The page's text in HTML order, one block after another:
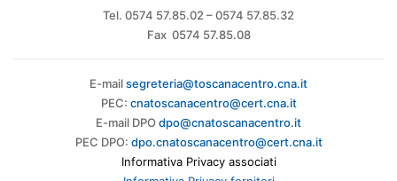
Tel. 0574 57.85.02 – 0574 57.85.32
Fax 0574 57.85.08
E-mailsegreteria@toscanacentro.cna.it
PEC: cnatoscanacentro@cert.cna.it
E-mail DPOdpo@cnatoscanacentro.it
PEC DPO: dpo.cnatoscanacentro@cert.cna.it
Informativa Privacy associati